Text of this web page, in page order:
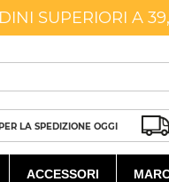
SUPERIORI A
LA SPEDIZIONE OGGI
ACCESSORI